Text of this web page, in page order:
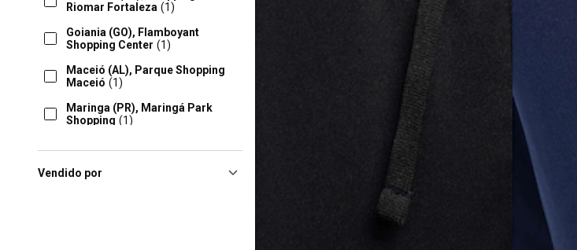
Riomar Fortaleza (1)
Goiania (GO), Flamboyant
Shopping Center (1)
Maceió (AL), Parque Shopping
Maceió (1)
Maringa (PR), Maringá Park
Shopping (1)
São José Do Rio Preto (SP),
Vendido por